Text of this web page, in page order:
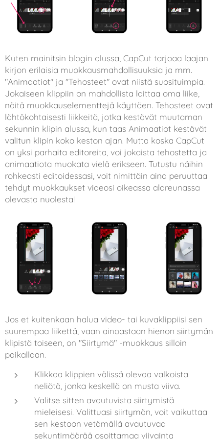
Kuten mainitsin blogin alussa, CapCut tarjoaa laajan
kirjon erilaisia muokkausmahdollisuuksia ja mm.
"Animaatiot" ja "Tehosteet" ovat niistä suosituimpia.
Jokaiseen klippiin on mahdollista laittaa oma liike,
näitä muokkauselementtejä käyttäen. Tehosteet ovat
lähtökohtaisesti liikkeitä, jotka kestävät muutaman
sekunnin klipin alussa, kun taas Animaatiot kestävät
valitun klipin koko keston ajan. Mutta koska CapCut
on yksi parhaita editoreita, voi jokaista tehostetta ja
animaatiota muokata vielä erikseen. Tutustu näihin
rohkeasti editoidessasi, voit nimittäin aina peruuttaa
tehdyt muokkaukset videosi oikeassa alareunassa
olevasta nuolesta!
Jos et kuitenkaan halua video- tai kuvaklippiisi sen
suurempaa liikettä, vaan ainoastaan hienon siirtymän
klipistä toiseen, on "Siirtymä" -muokkaus silloin
paikallaan.
Klikkaa klippien välissä olevaa valkoista
neliötä, jonka keskellä on musta viiva.
Valitse sitten avautuvista siirtymistä
mieleisesi. Valittuasi siirtymän, voit vaikuttaa
sen kestoon vetämällä avautuvaa
sekuntimäärää osoittamaa viivainta